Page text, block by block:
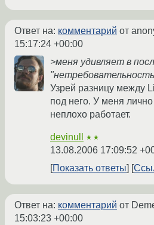
Ответ на: комментарий от
15:17:24 +00:00
>меня удивляет в
Узрей разницу между
под него. У меня
неплохо работает.
devinull ★★
13.08.2006 17:09:52
Показать ответы
Ответ на: комментарий от
15:03:23 +00:00